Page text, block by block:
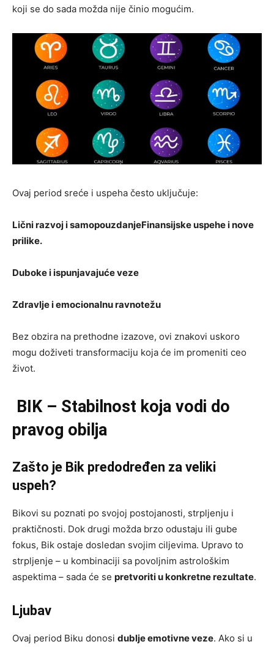
koji se do sada možda nije činio mogućim.
Ovaj period sreće i uspeha često uključuje:
Lični razvoj i samopouzdanjeFinansijske uspehe i nove
prilike.
Duboke i ispunjavajuće veze
Zdravlje i emocionalnu ravnotežu
Bez obzira na prethodne izazove, ovi znakovi uskoro
mogu doživeti transformaciju koja će im promeniti ceo
život.
BIK – Stabilnost koja vodi do
pravog obilja
Zašto je Bik predodređen za veliki
uspeh?
Bikovi su poznati po svojoj postojanosti, strpljenju i
praktičnosti. Dok drugi možda brzo odustaju ili gube
fokus, Bik ostaje dosledan svojim ciljevima. Upravo to
strpljenje – u kombinaciji sa povoljnim astrološkim
aspektima – sada će se pretvoriti u konkretne rezultate.
Ljubav
Ovaj period Biku donosi dublje emotivne veze. Ako si u